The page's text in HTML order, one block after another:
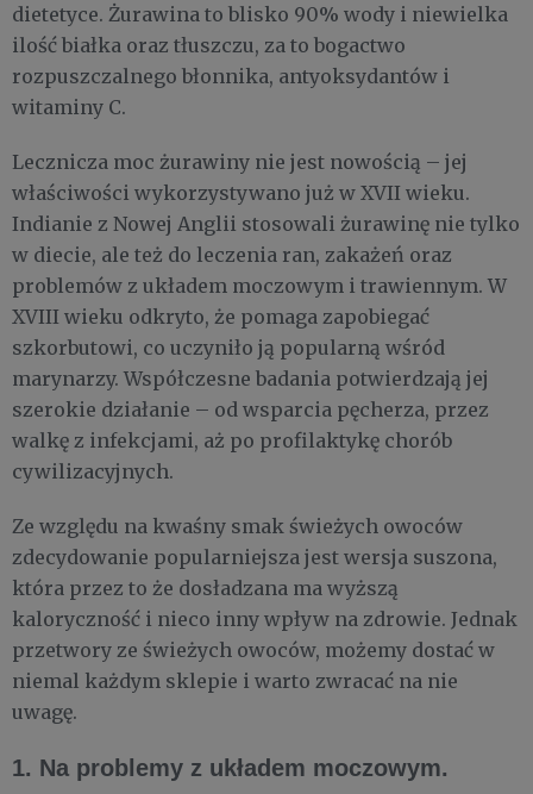
dietetyce. Żurawina to blisko 90% wody i niewielka
ilość białka oraz tłuszczu, za to bogactwo
rozpuszczalnego błonnika, antyoksydantów i
witaminy C.
Lecznicza moc żurawiny nie jest nowością – jej
właściwości wykorzystywano już w XVII wieku.
Indianie z Nowej Anglii stosowali żurawinę nie tylko
w diecie, ale też do leczenia ran, zakażeń oraz
problemów z układem moczowym i trawiennym. W
XVIII wieku odkryto, że pomaga zapobiegać
szkorbutowi, co uczyniło ją popularną wśród
marynarzy. Współczesne badania potwierdzają jej
szerokie działanie – od wsparcia pęcherza, przez
walkę z infekcjami, aż po profilaktykę chorób
cywilizacyjnych.
Ze względu na kwaśny smak świeżych owoców
zdecydowanie popularniejsza jest wersja suszona,
która przez to że dosładzana ma wyższą
kaloryczność i nieco inny wpływ na zdrowie. Jednak
przetwory ze świeżych owoców, możemy dostać w
niemal każdym sklepie i warto zwracać na nie
uwagę.
1. Na problemy z układem moczowym.